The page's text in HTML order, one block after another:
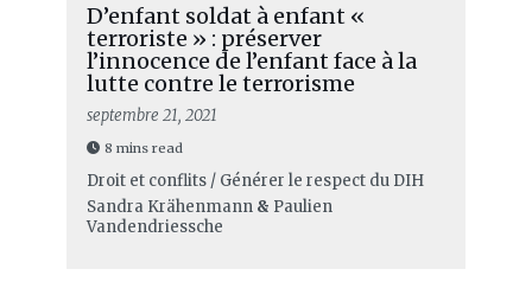
D’enfant soldat à enfant «
terroriste » : préserver
l’innocence de l’enfant face à la
lutte contre le terrorisme
septembre 21, 2021
8 mins read
Droit et conflits / Générer le respect du DIH
Sandra Krähenmann& Paulien
Vandendriessche